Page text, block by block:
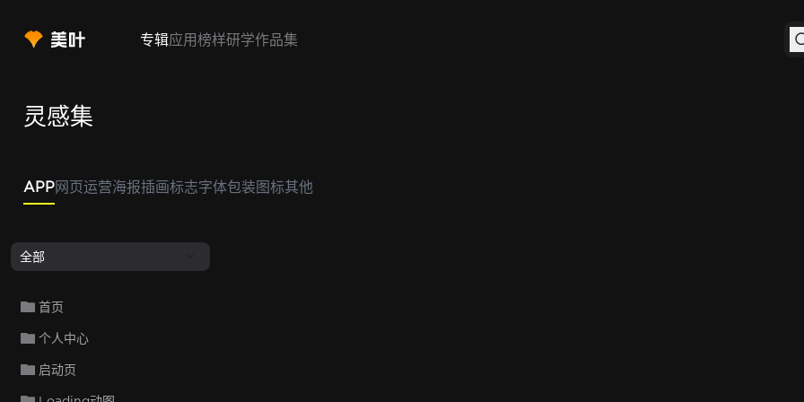
专辑应用榜样研学作品集
灵感集
APP网页运营海报插画标志字体包装图标其他
全部
首页
个人中心
启动页